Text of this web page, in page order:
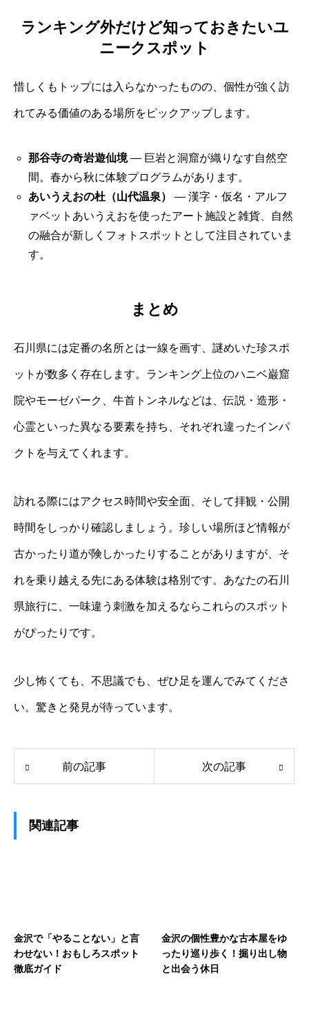
ランキング外だけど知っておきたいユ
ニークスポット
惜しくもトップには入らなかったものの、個性が強く訪
れてみる価値のある場所をピックアップします。
那谷寺の奇岩遊仙境— 巨岩と洞窟が織りなす自然空
間。春から秋に体験プログラムがあります。
あいうえおの杜（山代温泉）
— 漢字・仮名・アルフ
ァベットあいうえおを使ったアート施設と雑貨、自然
の融合が新しくフォトスポットとして注目されていま
す。
まとめ
石川県には定番の名所とは一線を画す、謎めいた珍スポ
ットが数多く存在します。ランキング上位のハニベ巌窟
院やモーゼパーク、牛首トンネルなどは、伝説・造形・
心霊といった異なる要素を持ち、それぞれ違ったインパ
クトを与えてくれます。
訪れる際にはアクセス時間や安全面、そして拝観・公開
時間をしっかり確認しましょう。珍しい場所ほど情報が
古かったり道が険しかったりすることがありますが、そ
れを乗り越える先にある体験は格別です。あなたの石川
県旅行に、一味違う刺激を加えるならこれらのスポット
がぴったりです。
少し怖くても、不思議でも、ぜひ足を運んでみてくださ
い。驚きと発見が待っています。
前の記事 次の記事
関連記事
金沢で「やることない」と言
わせない！おもしろスポット
徹底ガイド
金沢の個性豊かな古本屋をゆ
ったり巡り歩く！掘り出し物
と出会う休日